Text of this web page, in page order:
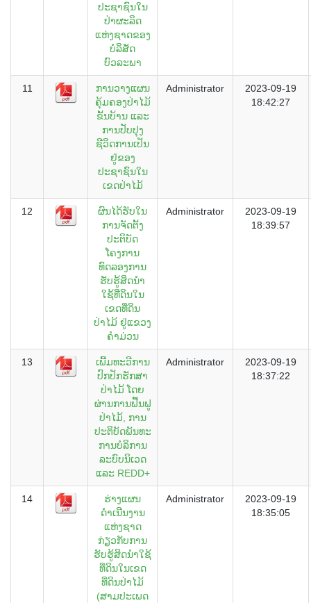
ປະຊາຊົນໃນ
ປ່າຜະລິດ
ແຫ່ງຊາດຂອງ
ບໍລິສັດ
ບົວລະພາ
11
ການວາງແຜນ
ຄຸ້ມຄອງປ່າໄມ້
ຂັ້ນບ້ານ ແລະ
ການປັບປຸງ
ຊີວິດການເປັນ
ຢູ່ຂອງ
ປະຊາຊົນໃນ
ເຂດປ່າໄມ້
Administrator
2023-09-19
18:42:27
12
ຜົນໄດ້ຮັບໃນ
ການຈັດຕັ້ງ
ປະຕິບັດ
ໂຄງການ
ທົດລອງການ
ຮັບຮູ້ສິດນຳ
ໃຊ້ທີ່ດິນໃນ
ເຂດທີ່ດິນ
ປ່າໄມ້ ຢູ່ແຂວງ
ຄຳມ່ວນ
Administrator
2023-09-19
18:39:57
13
ເພີ້ມທະວີການ
ປົກປັກຮັກສາ
ປ່າໄມ້ ໂດຍ
ຜ່ານການຟື້ນຟູ
ປ່າໄມ້, ການ
ປະຕິບັດພັນທະ
ການບໍລິການ
ລະບົບນິເວດ
ແລະ REDD+
Administrator
2023-09-19
18:37:22
14
ຮ່າງແຜນ
ດຳເນີນງານ
ແຫ່ງຊາດ
ກ່ຽວກັບການ
ຮັບຮູ້ສິດນຳໃຊ້
ທີ່ດິນໃນເຂດ
ທີ່ດິນປ່າໄມ້
(ສາມປະເພດ
Administrator
2023-09-19
18:35:05